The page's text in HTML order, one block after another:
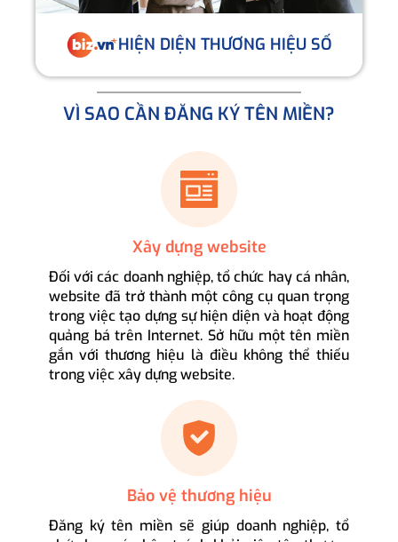
HIỆN DIỆN THƯƠNG HIỆU SỐ
VÌ SAO CẦN ĐĂNG KÝ TÊN MIỀN?
Xây dựng website
Đối với các doanh nghiệp, tổ chức hay cá nhân,
website đã trở thành một công cụ quan trọng
trong việc tạo dựng sự hiện diện và hoạt động
quảng bá trên Internet. Sở hữu một tên miền
gắn với thương hiệu là điều không thể thiếu
trong việc xây dựng website.
Bảo vệ thương hiệu
Đăng ký tên miền sẽ giúp doanh nghiệp, tổ